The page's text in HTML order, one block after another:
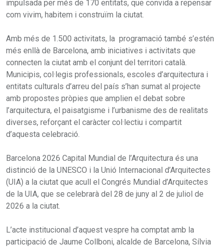
impulsada per més de 170 entitats, que convida a repensar
com vivim, habitem i construïm la ciutat.
Amb més de 1.500 activitats, la programació també s’estén
més enllà de Barcelona, amb iniciatives i activitats que
connecten la ciutat amb el conjunt del territori català.
Municipis, col·legis professionals, escoles d’arquitectura i
entitats culturals d’arreu del país s’han sumat al projecte
amb propostes pròpies que amplien el debat sobre
l’arquitectura, el paisatgisme i l’urbanisme des de realitats
diverses, reforçant el caràcter col·lectiu i compartit
d’aquesta celebració.
Barcelona 2026 Capital Mundial de l’Arquitectura és una
distinció de la UNESCO i la Unió Internacional d’Arquitectes
(UIA) a la ciutat que acull el Congrés Mundial d’Arquitectes
de la UIA, que se celebrarà del 28 de juny al 2 de juliol de
2026 a la ciutat.
L’acte institucional d’aquest vespre ha comptat amb la
participació de Jaume Collboni, alcalde de Barcelona, Sílvia